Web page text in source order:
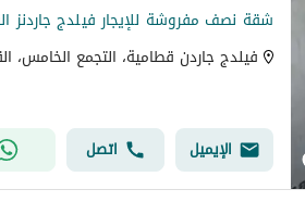
شقة نصف مفروشة للإيجار فيلدج جاردنز
الإيميل اتصل